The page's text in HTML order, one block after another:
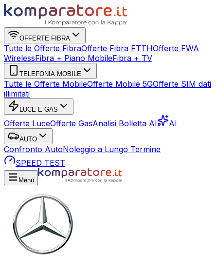
OFFERTE FIBRA
Tutte le Offerte FibraOfferte Fibra FTTHOfferte FWA
WirelessFibra + Piano MobileFibra + TV
TELEFONIA MOBILE
Tutte le Offerte MobileOfferte Mobile 5GOfferte SIM dati
illimitati
LUCE E GAS
Offerte LuceOfferte GasAnalisi Bolletta AI AI
AUTO
Confronto AutoNoleggio a Lungo Termine
SPEED TEST
Menu